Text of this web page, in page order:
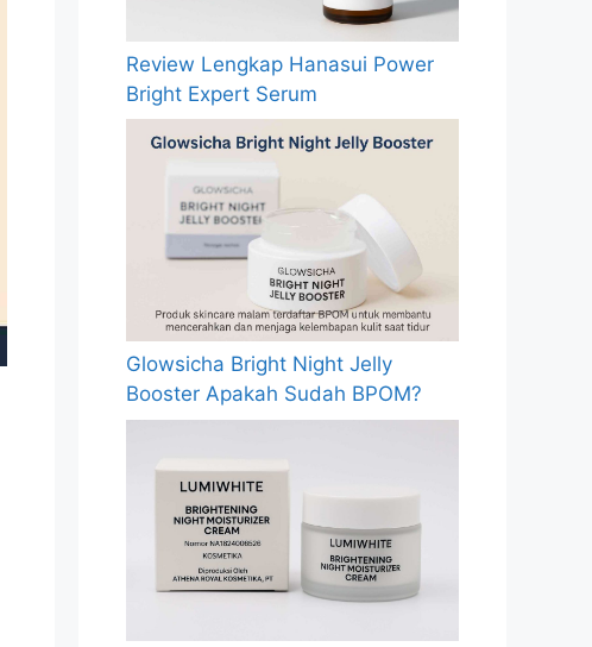
Review Lengkap Hanasui Power
Bright Expert Serum
Glowsicha Bright Night Jelly
Booster Apakah Sudah BPOM?